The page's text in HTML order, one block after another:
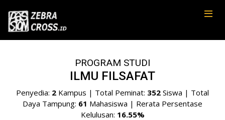
PROGRAM STUDI
ILMU FILSAFAT
Penyedia: 2 Kampus | Total Peminat: 352 Siswa | Total
Daya Tampung: 61 Mahasiswa | Rerata Persentase
Kelulusan: 16.55%